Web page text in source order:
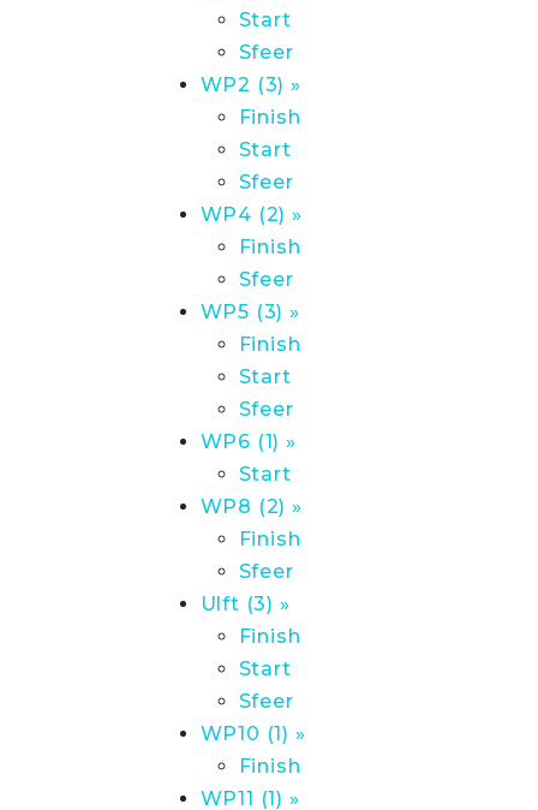
Start
Sfeer
WP2 (3) »
Finish
Start
Sfeer
WP4 (2) »
Finish
Sfeer
WP5 (3) »
Finish
Start
Sfeer
WP6 (1) »
Start
WP8 (2) »
Finish
Sfeer
Ulft (3) »
Finish
Start
Sfeer
WP10 (1) »
Finish
WP11 (1) »